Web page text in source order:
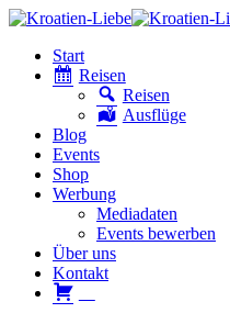
Start
Reisen
Reisen
Ausflüge
Blog
Events
Shop
Werbung
Mediadaten
Events bewerben
Über uns
Kontakt